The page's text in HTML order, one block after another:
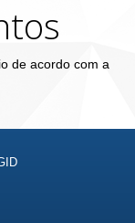
de acordo com a